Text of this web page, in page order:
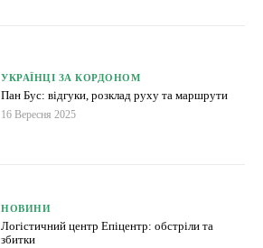
УКРАЇНЦІ ЗА КОРДОНОМ
Пан Бус: відгуки, розклад руху та маршрути
16 Вересня 2025
НОВИНИ
Логістичний центр Епіцентр: обстріли та
збитки